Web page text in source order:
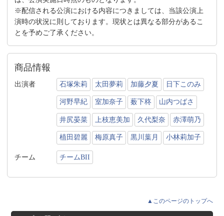
※配信される公演における内容につきましては、当該公演上
演時の状況に則しております。現状とは異なる部分があるこ
とを予めご了承ください。
商品情報
出演者 石塚朱莉 太田夢莉 加藤夕夏 日下このみ
河野早紀 室加奈子 薮下柊 山内つばさ
井尻晏菜 上枝恵美加 久代梨奈 赤澤萌乃
植田碧麗 梅原真子 黒川葉月 小林莉加子
チーム チームBII
▲このページのトップへ